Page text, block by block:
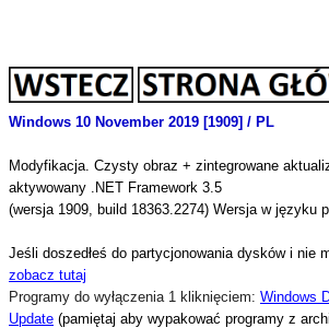
Windows 10 November 2019 [1909] / PL
Modyfikacja. Czysty obraz + zintegrowane
aktywowany .NET Framework 3.5
(wersja 1909, build 18363.2274) Wersja w języku
Jeśli doszedłeś do partycjonowania dysków i nie
zobacz tutaj
Programy do wyłączenia 1 kliknięciem: Windows
Update (pamiętaj aby wypakować programy z